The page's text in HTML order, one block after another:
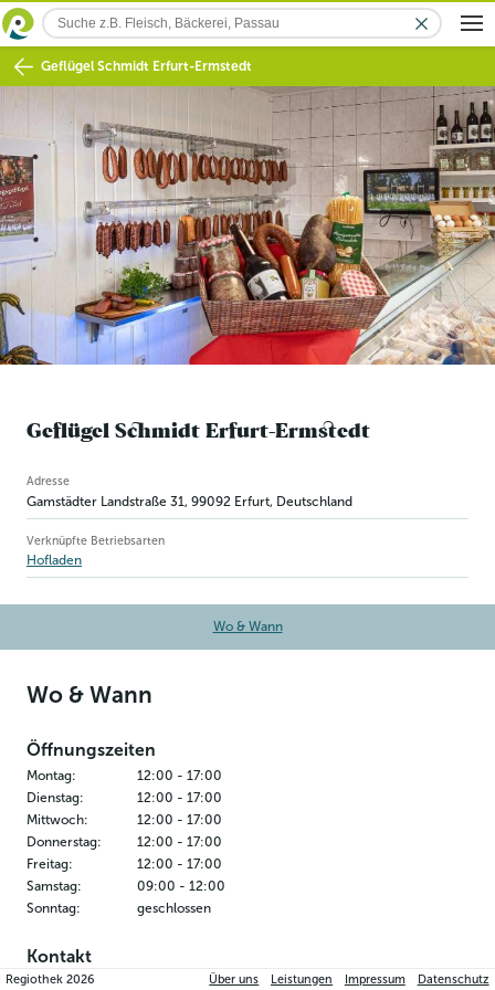
Geflügel Schmidt Erfurt-Ermstedt
Geflügel Schmidt Erfurt-Ermstedt
Betriebsinformation
Adresse
Gamstädter Landstraße 31 , 99092 Erfurt, Deutschland
Verknüpfte Betriebsarten
Hofladen
Wo & Wann
Wo & Wann
Öffnungszeiten
Montag: 12:00 - 17:00
Dienstag: 12:00 - 17:00
Mittwoch: 12:00 - 17:00
Donnerstag: 12:00 - 17:00
Freitag: 12:00 - 17:00
Samstag: 09:00 - 12:00
Sonntag: geschlossen
Kontakt
Geflügel Schmidt Erfurt-Ermstedt
Regiothek2026 Über uns Leistungen Impressum Datenschutz